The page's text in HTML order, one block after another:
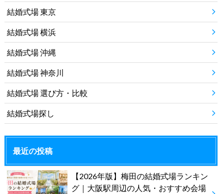
結婚式場 東京
結婚式場 横浜
結婚式場 沖縄
結婚式場 神奈川
結婚式場 選び方・比較
結婚式場探し
最近の投稿
【2026年版】梅田の結婚式場ランキン
グ｜大阪駅周辺の人気・おすすめ会場